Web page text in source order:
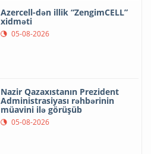
Azercell-dən illik “ZengimCELL”
xidməti
05-08-2026
Nazir Qazaxıstanın Prezident
Administrasiyası rəhbərinin
müavini ilə görüşüb
05-08-2026